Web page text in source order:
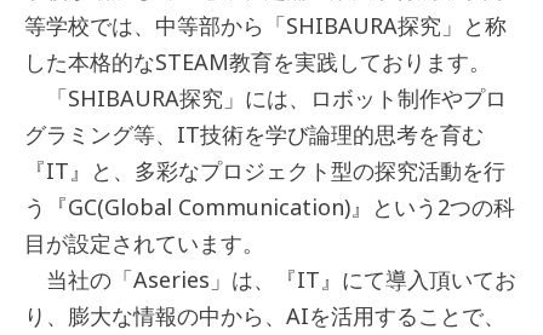
等学校では、中等部から「SHIBAURA探究」と称
した本格的なSTEAM教育を実践しております。
「SHIBAURA探究」には、ロボット制作やプロ
グラミング等、IT技術を学び論理的思考を育む
『IT』と、多彩なプロジェクト型の探究活動を行
う『GC(Global Communication)』という2つの科
目が設定されています。
当社の「Aseries」は、『IT』にて導入頂いてお
り、膨大な情報の中から、AIを活用することで、